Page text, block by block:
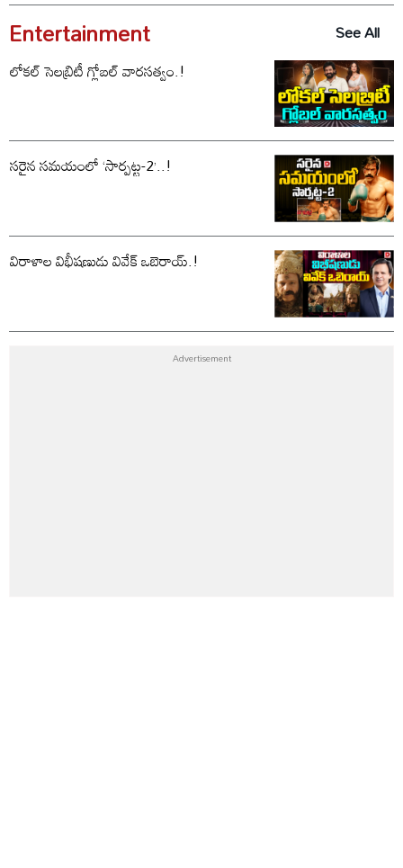
Entertainment
See All
లోకల్ సెలబ్రిటీ గ్లోబల్ వారసత్వం.!
సరైన సమయంలో ‘సార్పట్ట-2’..!
విరాళాల విభీషణుడు వివేక్ ఒబెరాయ్.!